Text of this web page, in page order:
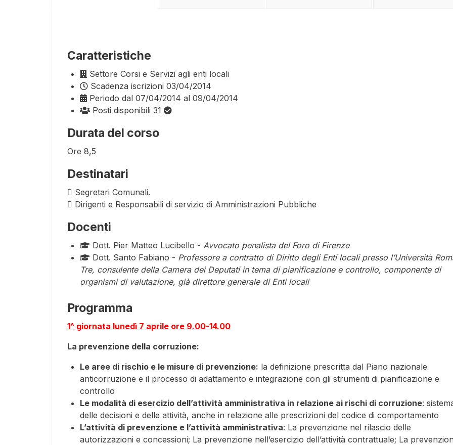
Caratteristiche
Settore Corsi e Servizi agli enti locali
Scadenza iscrizioni 03/04/2014
Periodo dal 07/04/2014 al 09/04/2014
Posti disponibili 31
Durata del corso
Ore 8,5
Destinatari
 Segretari Comunali.
 Dirigenti e Responsabili di servizio di Amministrazioni Pubbliche
Docenti
Dott. Pier Matteo Lucibello - Avvocato penalista del Foro di Firenze
Dott. Santo Fabiano - Professore a contratto di Diritto degli Enti locali presso l’Università
Tre, consulente della Camera dei Deputati in tema di pianificazione e controllo, componente di
organismi di valutazione, già direttore generale di Enti locali
Programma
1^ giornata lunedì 7 aprile ore 9.00-14.00
La prevenzione della corruzione:
Le aree di rischio e le misure di prevenzione: la definizione prescritta dal Piano nazionale
anticorruzione e il processo di adattamento e integrazione con gli strumenti di pianificazione e
controllo
Le modalità di esercizio dell’attività amministrativa in relazione ai rischi di corruzione:
delle decisioni e delle attività, anche in relazione alle prescrizioni del codice di comportamento
L’attività di prevenzione e l’attività amministrativa: La prevenzione nel rilascio delle
autorizzazioni e concessioni; La prevenzione nell’esercizio dell’attività contrattuale; La